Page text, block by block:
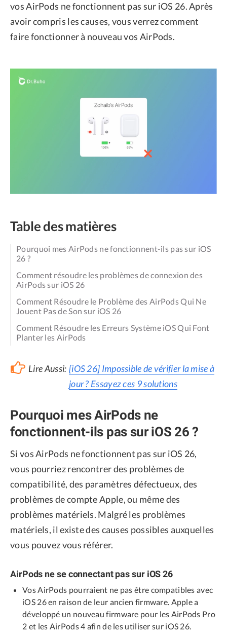
vos AirPods ne fonctionnent pas sur iOS 26. Après
avoir compris les causes, vous verrez comment
faire fonctionner à nouveau vos AirPods.
Table des matières
Pourquoi mes AirPods ne fonctionnent-ils pas sur iOS
26 ?
Comment résoudre les problèmes de connexion des
AirPods sur iOS 26
Comment Résoudre le Problème des AirPods Qui Ne
Jouent Pas de Son sur iOS 26
Comment Résoudre les Erreurs Système iOS Qui Font
Planter les AirPods
Lire Aussi: [iOS 26] Impossible de vérifier la mise à
jour ? Essayez ces 9 solutions
Pourquoi mes AirPods ne
fonctionnent-ils pas sur iOS 26 ?
Si vos AirPods ne fonctionnent pas sur iOS 26,
vous pourriez rencontrer des problèmes de
compatibilité, des paramètres défectueux, des
problèmes de compte Apple, ou même des
problèmes matériels. Malgré les problèmes
matériels, il existe des causes possibles auxquelles
vous pouvez vous référer.
AirPods ne se connectant pas sur iOS 26
Vos AirPods pourraient ne pas être compatibles avec
iOS 26 en raison de leur ancien firmware. Apple a
développé un nouveau firmware pour les AirPods Pro
2 et les AirPods 4 afin de les utiliser sur iOS 26.